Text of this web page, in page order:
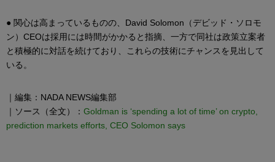
● 関心は高まっているものの、David Solomon（デビッド・ソロモ
ン）CEOは採用には時間がかかると指摘、一方で同社は政策立案者
と積極的に対話を続けており、これらの技術にチャンスを見出して
いる。
｜編集：NADA NEWS編集部
｜ソース（全文）： Goldman is ‘spending a lot of time’ on crypto,
prediction markets efforts, CEO Solomon says